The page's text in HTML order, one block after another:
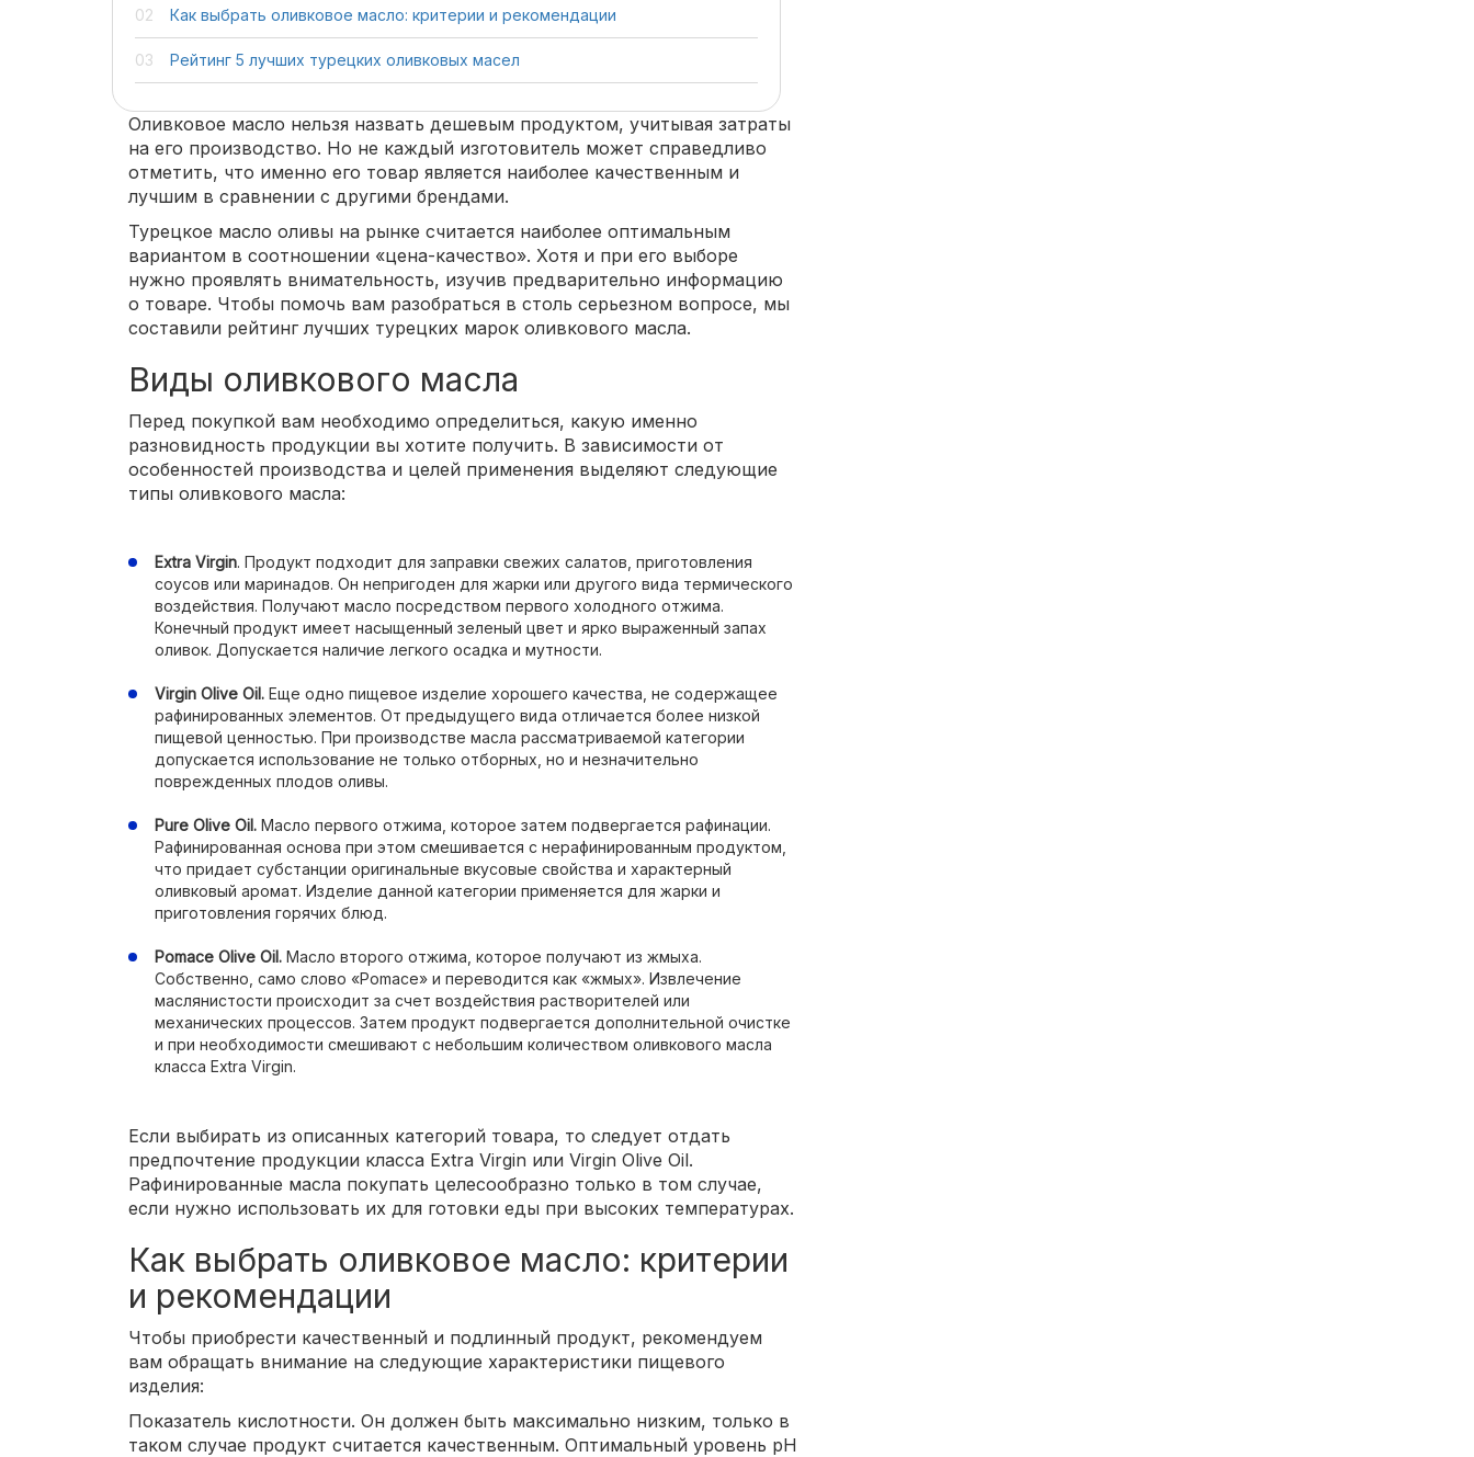
Как выбрать оливковое масло: критерии и рекомендации
Рейтинг 5 лучших турецких оливковых масел
Оливковое масло нельзя назвать дешевым продуктом, учитывая затраты
на его производство. Но не каждый изготовитель может справедливо
отметить, что именно его товар является наиболее качественным и
лучшим в сравнении с другими брендами.
Турецкое масло оливы на рынке считается наиболее оптимальным
вариантом в соотношении «цена-качество». Хотя и при его выборе
нужно проявлять внимательность, изучив предварительно информацию
о товаре. Чтобы помочь вам разобраться в столь серьезном вопросе, мы
составили рейтинг лучших турецких марок оливкового масла.
Виды оливкового масла
Перед покупкой вам необходимо определиться, какую именно
разновидность продукции вы хотите получить. В зависимости от
особенностей производства и целей применения выделяют следующие
типы оливкового масла:
Extra Virgin. Продукт подходит для заправки свежих салатов, приготовления
соусов или маринадов. Он непригоден для жарки или другого вида термического
воздействия. Получают масло посредством первого холодного отжима.
Конечный продукт имеет насыщенный зеленый цвет и ярко выраженный запах
оливок. Допускается наличие легкого осадка и мутности.
Virgin Olive Oil. Еще одно пищевое изделие хорошего качества, не содержащее
рафинированных элементов. От предыдущего вида отличается более низкой
пищевой ценностью. При производстве масла рассматриваемой категории
допускается использование не только отборных, но и незначительно
поврежденных плодов оливы.
Pure Olive Oil. Масло первого отжима, которое затем подвергается рафинации.
Рафинированная основа при этом смешивается с нерафинированным продуктом,
что придает субстанции оригинальные вкусовые свойства и характерный
оливковый аромат. Изделие данной категории применяется для жарки и
приготовления горячих блюд.
Pomace Olive Oil. Масло второго отжима, которое получают из жмыха.
Собственно, само слово «Pomace» и переводится как «жмых». Извлечение
маслянистости происходит за счет воздействия растворителей или
механических процессов. Затем продукт подвергается дополнительной очистке
и при необходимости смешивают с небольшим количеством оливкового масла
класса Extra Virgin.
Если выбирать из описанных категорий товара, то следует отдать
предпочтение продукции класса Extra Virgin или Virgin Olive Oil.
Рафинированные масла покупать целесообразно только в том случае,
если нужно использовать их для готовки еды при высоких температурах.
Как выбрать оливковое масло: критерии
и рекомендации
Чтобы приобрести качественный и подлинный продукт, рекомендуем
вам обращать внимание на следующие характеристики пищевого
изделия:
Показатель кислотности. Он должен быть максимально низким, только в
таком случае продукт считается качественным. Оптимальный уровень рН